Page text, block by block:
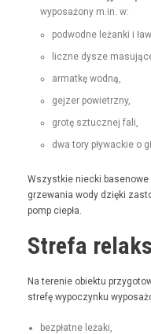
wyposażony m.in. w:
pod­wodne leżan­ki i
liczne dysze
armatkę wod­ną,
gejz­er powietrzny,
grotę sztucznej fali,
dwa tory pływack­ie o
Wszys­tkie niec­ki
grze­wa­nia wody dzię­ki
pomp ciepła.
Strefa
Na tere­nie obiek­tu
stre­fę wypoczynku
bezpłatne leża­ki,